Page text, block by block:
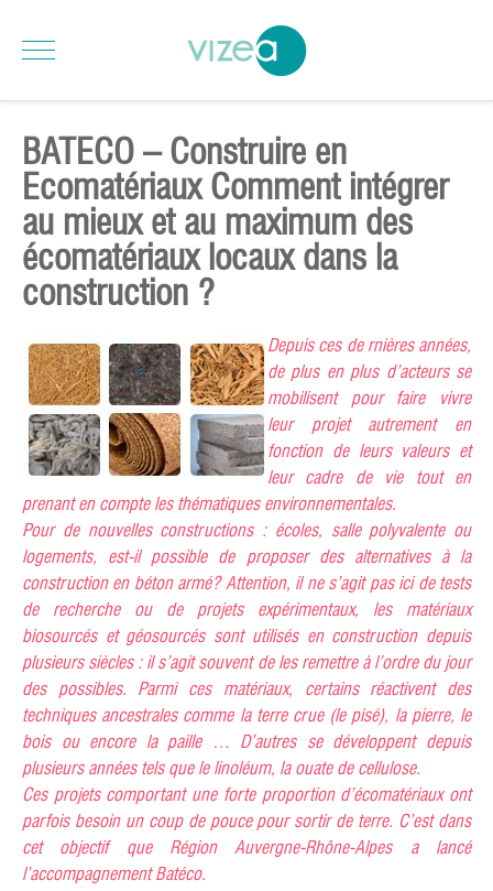
BATECO – Construire en
Ecomatériaux Comment intégrer
au mieux et au maximum des
écomatériaux locaux dans la
construction ?
Depuis ces de rnières années,
de plus en plus d’acteurs se
mobilisent pour faire vivre
leur projet autrement en
fonction de leurs valeurs et
leur cadre de vie tout en
prenant en compte les thématiques environnementales.
Pour de nouvelles constructions : écoles, salle polyvalente ou
logements, est-il possible de proposer des alternatives à la
construction en béton armé? Attention, il ne s’agit pas ici de tests
de recherche ou de projets expérimentaux, les matériaux
biosourcés et géosourcés sont utilisés en construction depuis
plusieurs siècles : il s’agit souvent de les remettre à l’ordre du jour
des possibles. Parmi ces matériaux, certains réactivent des
techniques ancestrales comme la terre crue (le pisé), la pierre, le
bois ou encore la paille … D’autres se développent depuis
plusieurs années tels que le linoléum, la ouate de cellulose.
Ces projets comportant une forte proportion d’écomatériaux ont
parfois besoin un coup de pouce pour sortir de terre. C’est dans
cet objectif que Région Auvergne-Rhône-Alpes a lancé
l’accompagnement Batéco.